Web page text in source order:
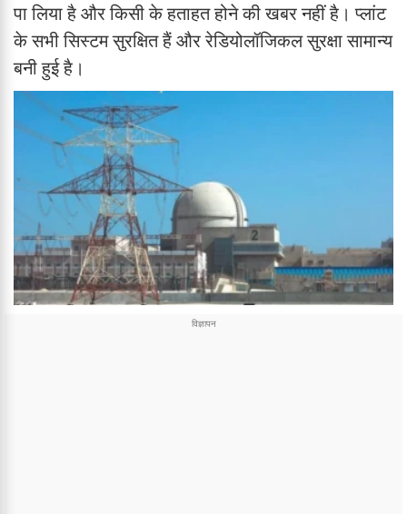
पा लिया है और किसी के हताहत होने की खबर नहीं है। प्लांट
के सभी सिस्टम सुरक्षित हैं और रेडियोलॉजिकल सुरक्षा सामान्य
बनी हुई है।